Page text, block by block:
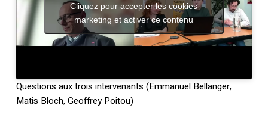
Cliquez pour accepter les cookies
marketing et activer ce contenu
Questions aux trois intervenants (Emmanuel Bellanger,
Matis Bloch, Geoffrey Poitou)